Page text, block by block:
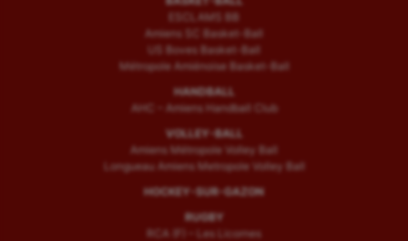
ESCLAMS BB
Amiens SC Basket-Ball
US Boves Basket-Ball
Métropole Amiénoise Basket-Ball
HANDBALL
AHC – Amiens Handball Club
VOLLEY-BALL
Amiens Métropole Volley Ball
Longueau Amiens Metropole Volley Ball
HOCKEY-SUR-GAZON
RUGBY
RCA (F) – Les Licornes